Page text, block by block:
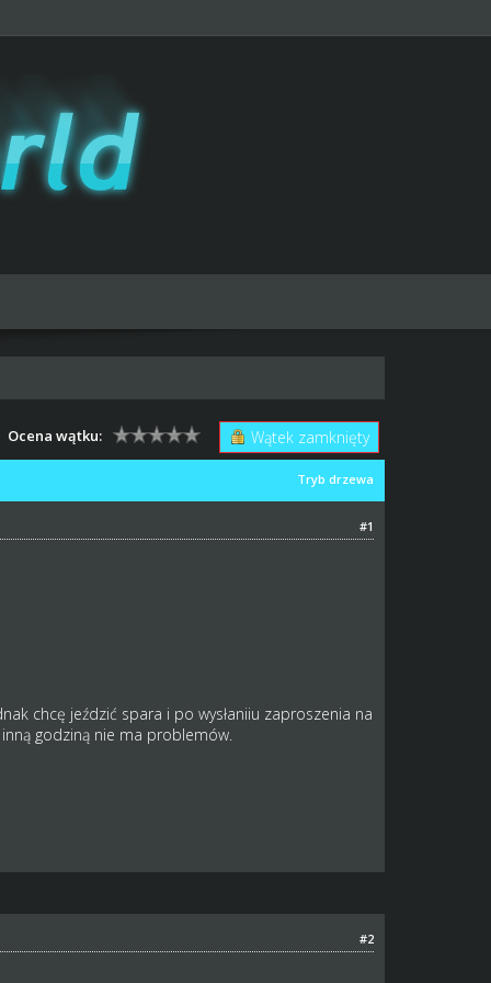
Wątek zamknięty
Ocena wątku:
Tryb drzewa
#1
chcę jeździć spara i po wysłaniiu zaproszenia na
godziną nie ma problemów.
#2